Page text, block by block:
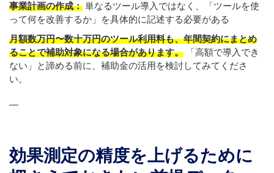
事業計画の作成： 単なるツール導入ではなく、「ツールを使
って何を改善するか」を具体的に記述する必要がある
月額数万円〜数十万円のツール利用料も、年間契約にまとめ
ることで補助対象になる場合があります。 「高額で導入でき
ない」と諦める前に、補助金の活用を検討してみてくださ
い。
—
効果測定の精度を上げるために